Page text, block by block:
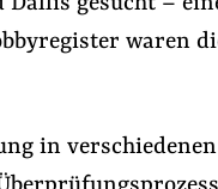
waren
in